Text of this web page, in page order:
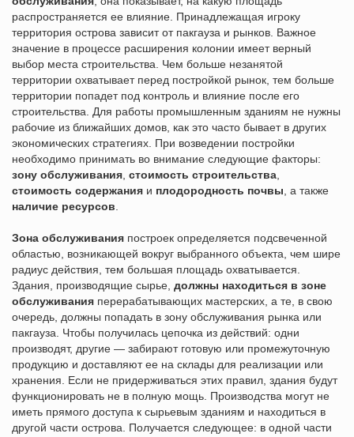
распространяется ее влияние. Принадлежащая игроку
территория острова зависит от пакгауза и рынков. Важное
значение в процессе расширения колонии имеет верный
выбор места строительства. Чем больше незанятой
территории охватывает перед постройкой рынок, тем больше
территории попадет под контроль и влияние после его
строительства. Для работы промышленным зданиям не нужны
рабочие из ближайших домов, как это часто бывает в других
экономических стратегиях. При возведении постройки
необходимо принимать во внимание следующие факторы:
зону обслуживания стоимость строительства
стоимость содержания и плодородность почвы , а также
наличие ресурсов
Зона обслуживания построек определяется подсвеченной
областью, возникающей вокруг выбранного объекта, чем шире
радиус действия, тем большая площадь охватывается.
Здания, производящие сырье, должны находиться в зоне
обслуживания перерабатывающих мастерских, а те, в свою
очередь, должны попадать в зону обслуживания рынка или
пакгауза. Чтобы получилась цепочка из действий: одни
производят, другие — забирают готовую или промежуточную
продукцию и доставляют ее на склады для реализации или
хранения. Если не придерживаться этих правил, здания будут
функционировать не в полную мощь. Производства могут не
иметь прямого доступа к сырьевым зданиям и находиться в
другой части острова. Получается следующее: в одной части